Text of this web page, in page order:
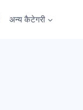
अन्य कैटेगरी